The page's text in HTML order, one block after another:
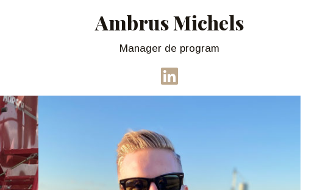
Ambrus Michels
Manager de program